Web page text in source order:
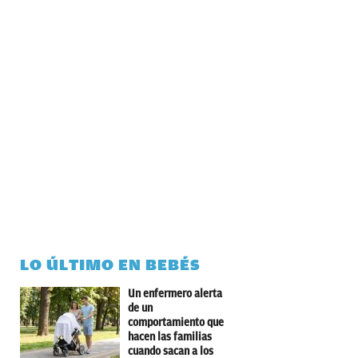
LO ÚLTIMO EN BEBÉS
Un enfermero alerta
de un
comportamiento que
hacen las familias
cuando sacan a los